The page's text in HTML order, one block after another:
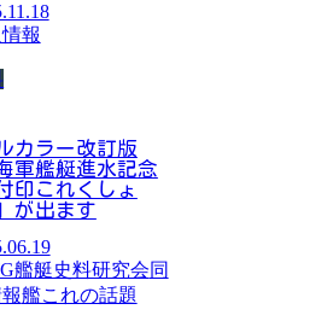
報
カラー改訂版
軍艦艇進水記念
印これくしょ
が出ます
艦艇史料研究会同
艦これの話題